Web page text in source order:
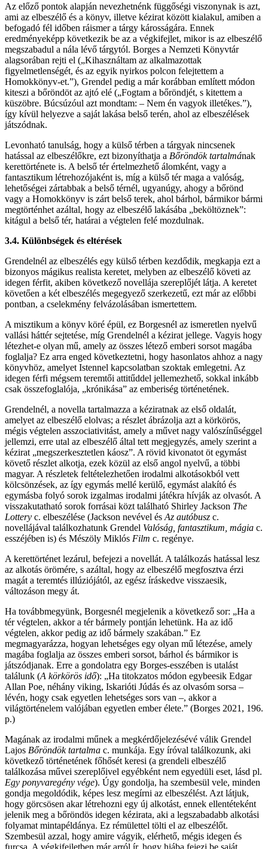
Az előző pontok alapján nevezhetnénk függőségi viszonynak is azt,
ami az elbeszélő és a könyv, illetve kézirat között kialakul, amiben a
befogadó fél időben ráismer a tárgy károsságára. Ennek
eredményeképp következik be az a végkifejlet, mikor is az elbeszélő
megszabadul a nála lévő tárgytól. Borges a Nemzeti Könyvtár
alagsorában rejti el („Kihasználtam az alkalmazottak
figyelmetlenségét, és az egyik nyirkos polcon felejtettem a
Homokkönyv-et.”), Grendel pedig a már korábban említett módon
kiteszi a bőröndöt az ajtó elé („Fogtam a bőröndjét, s kitettem a
küszöbre. Búcsúzóul azt mondtam: – Nem én vagyok illetékes.”),
így kívül helyezve a saját lakása belső terén, ahol az elbeszélések
játszódnak.
Levonható tanulság, hogy a külső térben a tárgyak nincsenek
hatással az elbeszélőkre, ezt bizonyíthatja a Bőröndök tartalmának
kerettörténete is. A belső tér értelmezhető álomként, vagy a
fantasztikum létrehozójaként is, míg a külső tér maga a valóság,
lehetőségei zártabbak a belső térnél, ugyanúgy, ahogy a bőrönd
vagy a Homokkönyv is zárt belső terek, ahol bárhol, bármikor bármi
megtörténhet azáltal, hogy az elbeszélő lakásába „beköltöznek”:
kitágul a belső tér, határai a végtelen felé mozdulnak.
3.4. Különbségek és eltérések
Grendelnél az elbeszélés egy külső térben kezdődik, megkapja ezt a
bizonyos mágikus realista keretet, melyben az elbeszélő követi az
idegen férfit, akiben következő novellája szereplőjét látja. A keretet
követően a két elbeszélés megegyező szerkezetű, ezt már az előbbi
pontban, a cselekmény felvázolásában ismertettem.
A misztikum a könyv köré épül, ez Borgesnél az ismeretlen nyelvű
vallási háttér sejtetése, míg Grendelnél a kézirat jellege. Vagyis hogy
létezhet-e olyan mű, amely az összes létező emberi sorsot magába
foglalja? Ez arra enged következtetni, hogy hasonlatos ahhoz a nagy
könyvhöz, amelyet Istennel kapcsolatban szoktak emlegetni. Az
idegen férfi mégsem teremtői attitűddel jellemezhető, sokkal inkább
csak összefoglalója, „krónikása” az emberiség történetének.
Grendelnél, a novella tartalmazza a kéziratnak az első oldalát,
amelyet az elbeszélő elolvas; a részlet ábrázolja azt a körkörös,
mégis végtelen asszociativitást, amely a művet nagy valószínűséggel
jellemzi, erre utal az elbeszélő által tett megjegyzés, amely szerint a
kézirat „megszerkesztetlen káosz”. A rövid kivonatot öt egymást
követő részlet alkotja, ezek közül az első angol nyelvű, a többi
magyar. A részletek feltételezhetően irodalmi alkotásokból vett
kölcsönzések, az így egymás mellé kerülő, egymást alakító és
egymásba folyó sorok izgalmas irodalmi játékra hívják az olvasót. A
visszakutatható sorok forrásai közt található Shirley Jackson The
Lottery c. elbeszélése (Jackson nevével és Az autóbusz c.
novellájával találkozhatunk Grendel Valóság, fantasztikum, mágia c.
esszéjében is) és Mészöly Miklós Film c. regénye.
A kerettörténet lezárul, befejezi a novellát. A találkozás hatással lesz
az alkotás örömére, s azáltal, hogy az elbeszélő megfosztva érzi
magát a teremtés illúziójától, az egész íráskedve visszaesik,
változáson megy át.
Ha továbbmegyünk, Borgesnél megjelenik a következő sor: „Ha a
tér végtelen, akkor a tér bármely pontján lehetünk. Ha az idő
végtelen, akkor pedig az idő bármely szakában.” Ez
megmagyarázza, hogyan lehetséges egy olyan mű létezése, amely
magába foglalja az összes emberi sorsot, bárhol és bármikor is
játszódjanak. Erre a gondolatra egy Borges-esszében is utalást
találunk (A körkörös idő): „Ha titokzatos módon egybeesik Edgar
Allan Poe, néhány viking, Iskarióti Júdás és az olvasóm sorsa –
lévén, hogy csak egyetlen lehetséges sors van –, akkor a
világtörténelem valójában egyetlen ember élete.” (Borges 2021, 196.
p.)
Magának az irodalmi műnek a megkérdőjelezésévé válik Grendel
Lajos Bőröndök tartalma c. munkája. Egy íróval találkozunk, aki
következő történetének főhősét keresi (a grendeli elbeszélő
találkozása művei szereplőivel egyébként nem egyedüli eset, lásd pl.
Egy ponyvaregény vége). Úgy gondolja, ha szembesül vele, minden
gondja megoldódik, képes lesz megírni az elbeszélést. Azt látjuk,
hogy görcsösen akar létrehozni egy új alkotást, ennek ellentéteként
jelenik meg a bőröndös idegen kézirata, aki a legszabadabb alkotási
folyamat mintapéldánya. Ez rémülettel tölti el az elbeszélőt.
Szembesül azzal, hogy amire vágyik, elérhető, mégis idegen és
furcsa. A végkifejletben már arról ír, hogy hiába fejezi be saját